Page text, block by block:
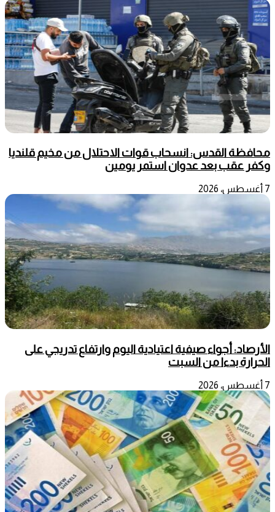
محافظة القدس: انسحاب قوات الاحتلال من مخيم قلنديا
وكفر عقب بعد عدوان استمر يومين
7 أغسطس، 2026
الأرصاد: أجواء صيفية اعتيادية اليوم وارتفاع تدريجي على
الحرارة بدءا من السبت
7 أغسطس، 2026